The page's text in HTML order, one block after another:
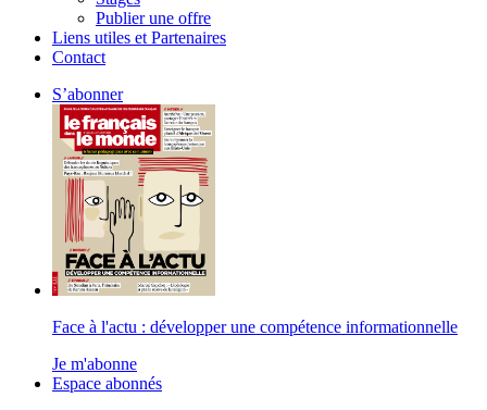
Publier une offre
Liens utiles et Partenaires
Contact
S’abonner
Face à l'actu : développer une compétence informationnelle
Je m'abonne
Espace abonnés